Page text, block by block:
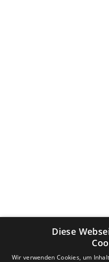
Diese
Wir verwenden Cookies, um